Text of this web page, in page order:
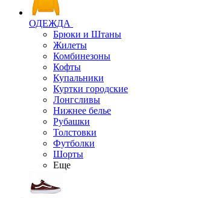
ОДЕЖДА
Брюки и Штаны
Жилеты
Комбинезоны
Кофты
Купальники
Куртки городские
Лонгсливы
Нижнее белье
Рубашки
Толстовки
Футболки
Шорты
Еще